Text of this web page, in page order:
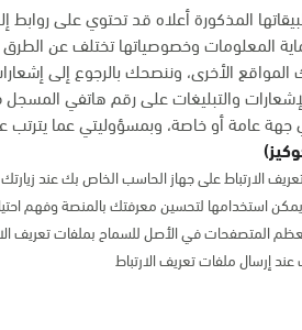
المذكورة أعلاه قد تحتوي على روابط
المعلومات وخصوصياتها تختلف عن
الأخرى، وننصحك بالرجوع إلى
والتبليغات على رقم هاتفي
جهة عامة أو خاصة، وبمسؤوليتي عما
الارتباط على جهاز الحاسب الخاص بك عند
استخدامها لتحسين معرفتك بالمنصة وفهم
المتصفحات في الأصل للسماح بملفات تعريف
عند إرسال ملفات تعريف الارتباط